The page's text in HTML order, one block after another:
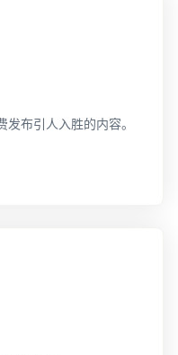
布引人入胜的内容。